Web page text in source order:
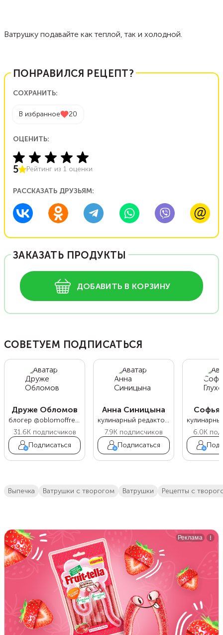
Ватрушку подавайте как теплой, так и холодной.
ПОНРАВИЛСЯ РЕЦЕПТ?
СОХРАНИТЬ:
В избранное 20
ОЦЕНИТЬ:
5 Рейтинг из 1 оценки
РАССКАЗАТЬ ДРУЗЬЯМ:
ЗАКАЗАТЬ ПРОДУКТЫ
ДОБАВИТЬ В КОРЗИНУ
СОВЕТУЕМ ПОДПИСАТЬСЯ
Друже Обломов
блогер @oblomoffrecipe
31.6Kподписчиков
Подписаться
Анна Синицына
кулинарный редактор Food.ru
7.9K подписчиков
Подписаться
Софья
6.0K
выпечка ватрушки с творогом ватрушки Рецепты с